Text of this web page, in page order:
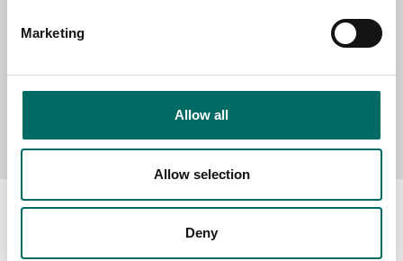
Marketing
Allow all
Allow selection
Deny